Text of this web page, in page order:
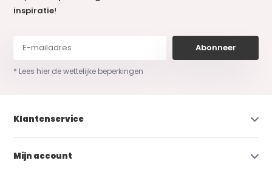
inspiratie!
Abonneer
* Lees hier de wettelijke beperkingen
Klantenservice
Mijn account